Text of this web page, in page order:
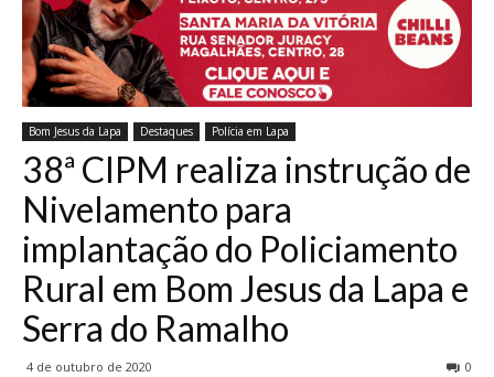
Bom Jesus da Lapa Destaques Polícia em Lapa
38ª CIPM realiza instrução de
Nivelamento para
implantação do Policiamento
Rural em Bom Jesus da Lapa e
Serra do Ramalho
4 de outubro de 2020 0